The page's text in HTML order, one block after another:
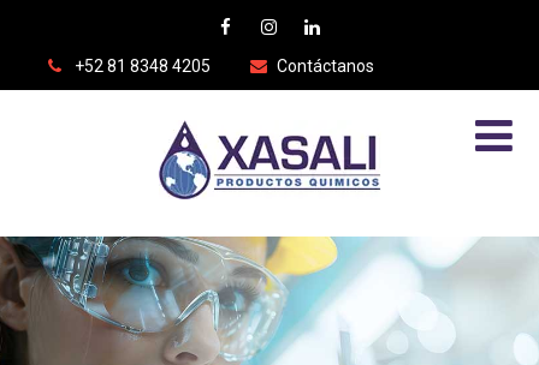
+52 81 8348 4205 Contáctanos